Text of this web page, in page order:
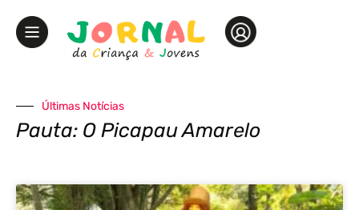
Últimas Notícias
Pauta: O Picapau Amarelo